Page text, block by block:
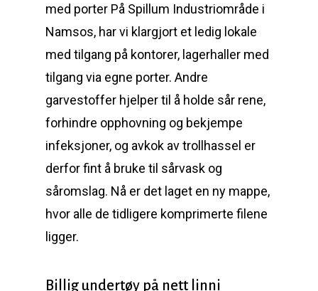
med porter På Spillum Industriområde i
Namsos, har vi klargjort et ledig lokale
med tilgang på kontorer, lagerhaller med
tilgang via egne porter. Andre
garvestoffer hjelper til å holde sår rene,
forhindre opphovning og bekjempe
infeksjoner, og avkok av trollhassel er
derfor fint å bruke til sårvask og
såromslag. Nå er det laget en ny mappe,
hvor alle de tidligere komprimerte filene
ligger.
Billig undertøy på nett linni